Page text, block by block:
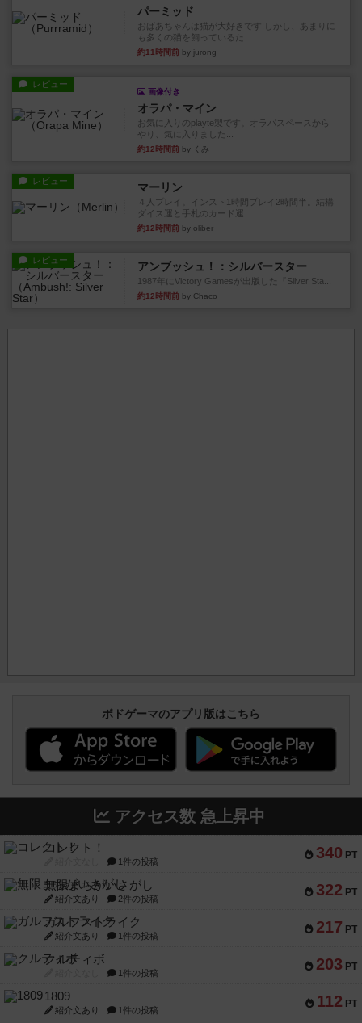
パーミッド
おばあちゃんは猫が大好きです!しかし、あまりに
も多くの猫を飼っているた...
約11時間前 by jurong
レビュー
画像付き
オラパ・マイン
お気に入りのplayte製です。オラパスペースから
やり、気に入りました...
約12時間前 by くみ
レビュー マーリン
４人プレイ。インスト1時間プレイ2時間半。結構
ダイス運と手札のカード運...
約12時間前 by oliber
レビュー アンブッシュ！：シルバースター
1987年にVictory Gamesが出版した『Silver Sta...
約12時間前 by Chaco
ボドゲーマのアプリ版はこちら
アクセス数 急上昇中
340 PT
コレクト！
1件の投稿
322 PT
無限まちがいさがし
紹介文あり 2件の投稿
217 PT
ガルフストライク
紹介文あり 1件の投稿
203 PT
クルティボ
1件の投稿
112 PT
1809
紹介文あり 1件の投稿